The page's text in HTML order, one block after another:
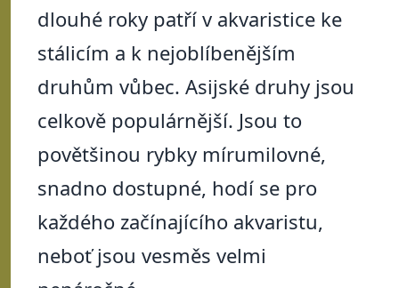
dlouhé roky patří v akvaristice ke
stálicím a k nejoblíbenějším
druhům vůbec. Asijské druhy jsou
celkově populárnější. Jsou to
povětšinou rybky mírumilovné,
snadno dostupné, hodí se pro
každého začínajícího akvaristu,
neboť jsou vesměs velmi